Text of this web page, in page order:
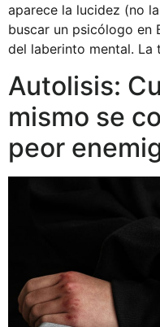
aparece la lucidez (no
buscar un psicólogo en
del laberinto mental. La
Autolisis:
mismo se
peor